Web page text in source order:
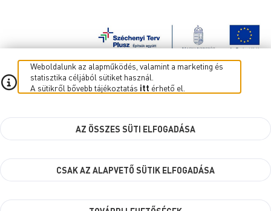
Weboldalunk az alapműködés, valamint a marketing és
statisztika céljából sütiket használ.
A sütikről bővebb tájékoztatás itt érhető el.
AZ ÖSSZES SÜTI ELFOGADÁSA
CSAK AZ ALAPVETŐ SÜTIK ELFOGADÁSA